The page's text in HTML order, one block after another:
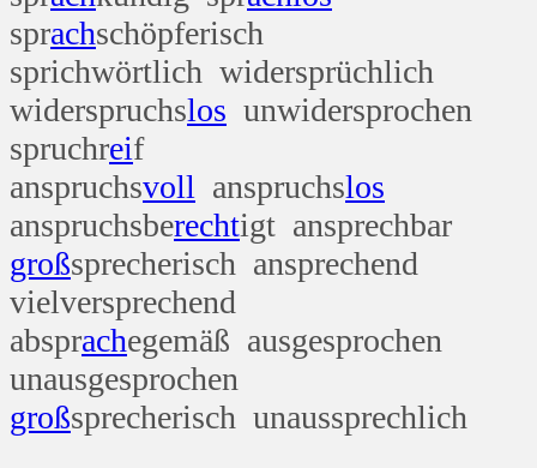
sprachschöpferisch
sprichwörtlich widersprüchlich
widerspruchslos unwidersprochen
spruchreif
anspruchsvoll anspruchslos
anspruchsberechtigt ansprechbar
großsprecherisch ansprechend
vielversprechend
absprachegemäß ausgesprochen
unausgesprochen
großsprecherisch unaussprechlich